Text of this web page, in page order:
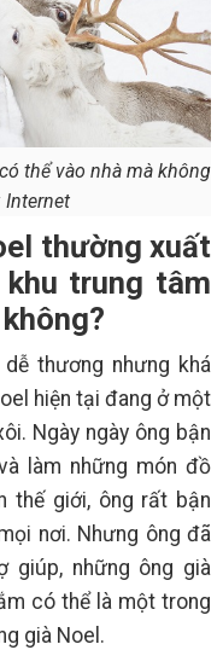
thể vào nhà mà không
Internet
thường xuất
trung tâm
thương nhưng khá
hiện tại đang ở một
Ngày ngày ông bận
làm những món đồ
thế giới, ông rất bận
nơi. Nhưng ông đã
giúp, những ông già
có thể là một trong
già Noel.